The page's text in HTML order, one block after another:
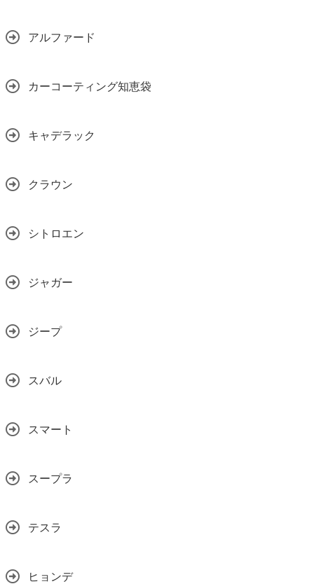
アルファード
カーコーティング知恵袋
キャデラック
クラウン
シトロエン
ジャガー
ジープ
スバル
スマート
スープラ
テスラ
ヒョンデ